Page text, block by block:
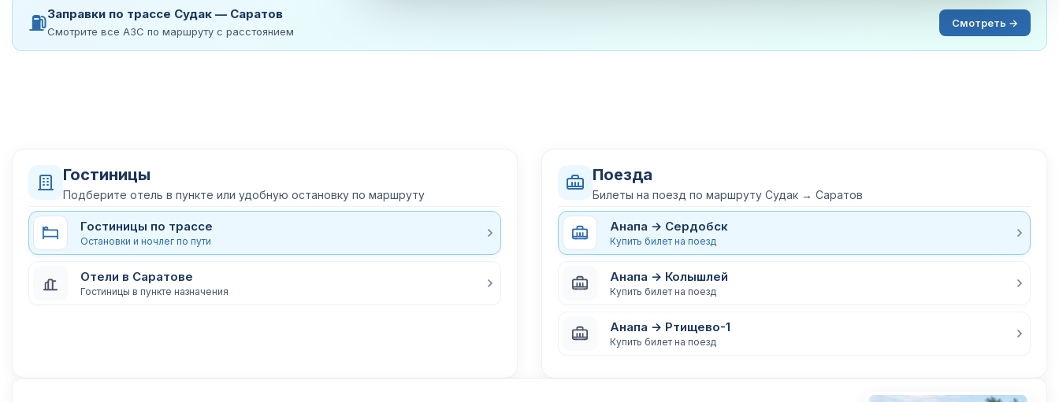
⛽Заправки по трассе Судак — Саратов
Смотрите все АЗС по маршруту с расстоянием
Смотреть →
Гостиницы
Подберите отель в пункте или удобную остановку по маршруту
Гостиницы по трассе
Остановки и ночлег по пути
Отели в Саратове
Гостиницы в пункте назначения
Поезда
Билеты на поезд по маршруту Судак → Саратов
Анапа → Сердобск
Купить билет на поезд
Анапа → Колышлей
Купить билет на поезд
Анапа → Ртищево-1
Купить билет на поезд